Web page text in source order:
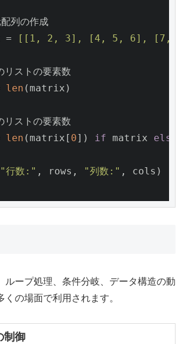
列の作成
=
[[1, 2, 3], [4, 5, 6], [7,
ストの要素数
len (matrix)
ストの要素数
len (matrix[ 0]) if matrix else
"行数:" , rows, "列数:" , cols)
ループ処理、条件分岐、データ構造の動
くの場面で利用されます。
制御